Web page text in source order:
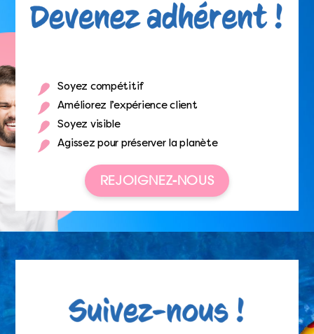
Soyez compétitif
Améliorez l’expérience client
Soyez visible
Agissez pour préserver la planète
REJOIGNEZ-NOUS